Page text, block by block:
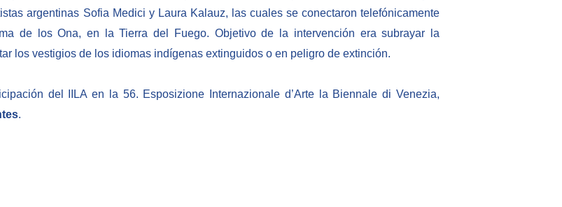
argentinas Sofia Medici y Laura Kalauz, las cuales se conectaron telefónicamente
de los Ona, en la Tierra del Fuego. Objetivo de la intervención era subrayar la
los vestigios de los idiomas indígenas extinguidos o en peligro de extinción.
del IILA en la 56. Esposizione Internazionale d’Arte la Biennale di Venezia,
.